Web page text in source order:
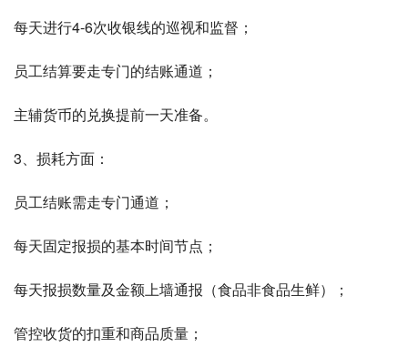
每天进行4-6次收银线的巡视和监督；
员工结算要走专门的结账通道；
主辅货币的兑换提前一天准备。
3、损耗方面：
员工结账需走专门通道；
每天固定报损的基本时间节点；
每天报损数量及金额上墙通报（食品非食品生鲜）；
管控收货的扣重和商品质量；